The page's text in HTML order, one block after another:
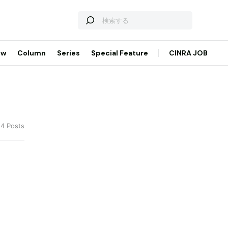
Column Series Special Feature CINRA JOB
Posts